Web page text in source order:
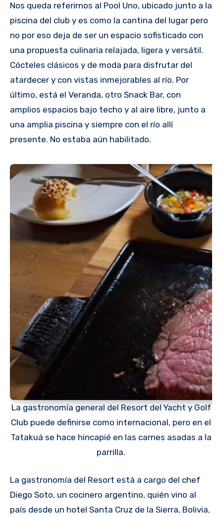
Nos queda referirnos al Pool Uno, ubicado junto a la
piscina del club y es como la cantina del lugar pero
no por eso deja de ser un espacio sofisticado con
una propuesta culinaria relajada, ligera y versátil.
Cócteles clásicos y de moda para disfrutar del
atardecer y con vistas inmejorables al río. Por
último, está el Veranda, otro Snack Bar, con
amplios espacios bajo techo y al aire libre, junto a
una amplia piscina y siempre con el río allí
presente. No estaba aún habilitado.
La gastronomía general del Resort del Yacht y Golf
Club puede definirse como internacional, pero en el
Tatakuá se hace hincapié en las carnes asadas a la
parrilla.
La gastronomía del Resort está a cargo del chef
Diego Soto, un cocinero argentino, quién vino al
país desde un hotel Santa Cruz de la Sierra, Bolivia,